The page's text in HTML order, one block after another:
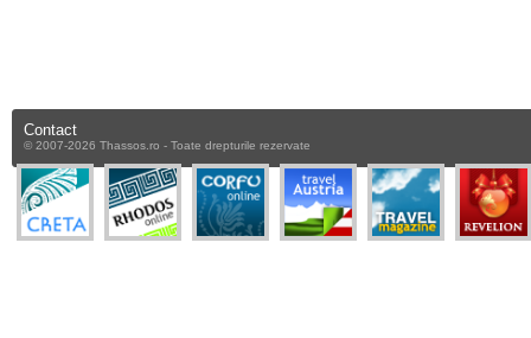
Contact
© 2007-2026 Thassos.ro - Toate drepturile rezervate